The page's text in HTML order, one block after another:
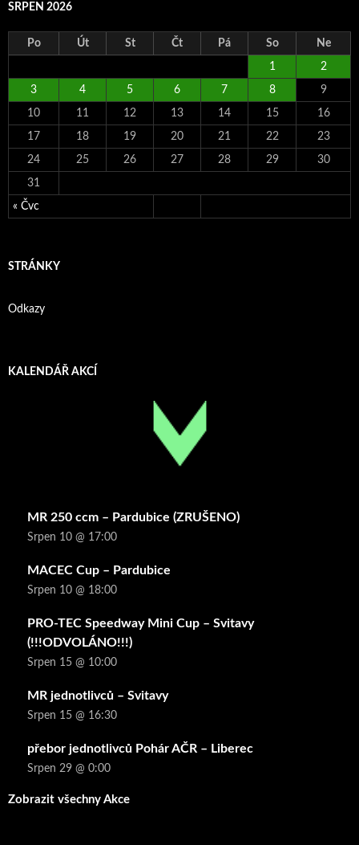
SRPEN 2026
Po Út St Čt Pá So Ne
« Čvc
1 2
3 4 5 6 7 8 9
10 11 12 13 14 15 16
17 18 19 20 21 22 23
24 25 26 27 28 29 30
31
STRÁNKY
Odkazy
KALENDÁŘ AKCÍ
MR 250 ccm – Pardubice (ZRUŠENO)
Srpen 10 @ 17:00
MACEC Cup – Pardubice
Srpen 10 @ 18:00
PRO-TEC Speedway Mini Cup – Svitavy
(!!!ODVOLÁNO!!!)
Srpen 15 @ 10:00
MR jednotlivců – Svitavy
Srpen 15 @ 16:30
přebor jednotlivců Pohár AČR – Liberec
Srpen 29 @ 0:00
Zobrazit všechny Akce